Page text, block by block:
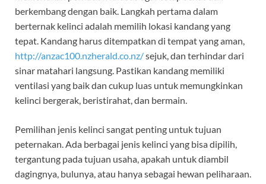
berkembang dengan baik. Langkah pertama dalam
berternak kelinci adalah memilih lokasi kandang yang
tepat. Kandang harus ditempatkan di tempat yang aman,
http://anzac100.nzherald.co.nz/sejuk, dan terhindar dari
sinar matahari langsung. Pastikan kandang memiliki
ventilasi yang baik dan cukup luas untuk memungkinkan
kelinci bergerak, beristirahat, dan bermain.
Pemilihan jenis kelinci sangat penting untuk tujuan
peternakan. Ada berbagai jenis kelinci yang bisa dipilih,
tergantung pada tujuan usaha, apakah untuk diambil
dagingnya, bulunya, atau hanya sebagai hewan peliharaan.